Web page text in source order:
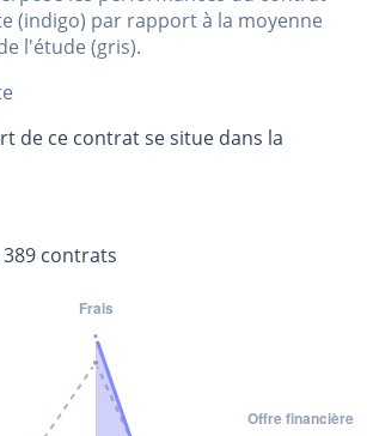
(indigo) par rapport à la moyenne
l'étude (gris).
de ce contrat se situe dans la
contrats